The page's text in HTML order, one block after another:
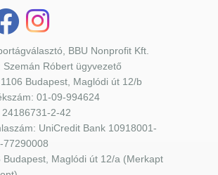
BBU Nonprofit Kft.
Szemán Róbert ügyvezető
Budapest, Maglódi út 12/b
01-09-994624
2-42
UniCredit Bank 10918001-
77290008
Budapest, Maglódi út 12/a (Merkapt